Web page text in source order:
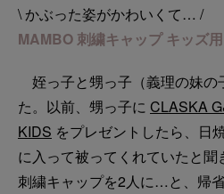
\ かぶった姿がかわいくて… /
MAMBO 刺繍キャップ キッズ用
姪っ子と甥っ子（義理の妹の
た。以前、甥っ子に CLASKA
KIDS をプレゼントしたら、日
に入って被ってくれていたと
刺繍キャップを2人に…と、帰